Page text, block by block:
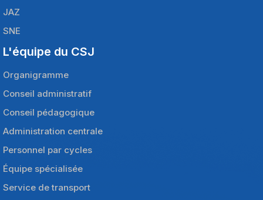
JAZ
SNE
L'équipe du CSJ
Organigramme
Conseil administratif
Conseil pédagogique
Administration centrale
Personnel par cycles
Équipe spécialisée
Service de transport